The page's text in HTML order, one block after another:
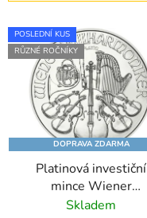
Výpis produktů
POSLEDNÍ KUS
RŮZNÉ ROČNÍKY
DOPRAVA ZDARMA
Platinová investiční
mince Wiener
Philharmoniker 1 Oz
Skladem